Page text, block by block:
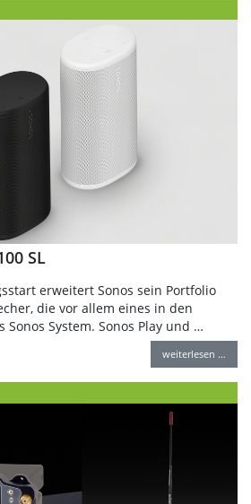
SL
erweitert Sonos sein Portfolio
die vor allem eines in den
System. Sonos Play und …
weiterlesen …